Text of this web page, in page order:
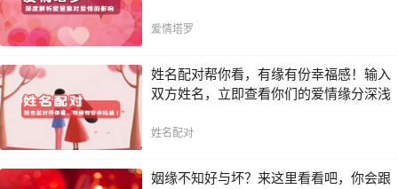
爱情塔罗
姓名配对帮你看，有缘有份幸福感！输入
双方姓名，立即查看你们的爱情缘分深浅
姓名配对
姻缘不知好与坏？来这里看看吧，你会跟